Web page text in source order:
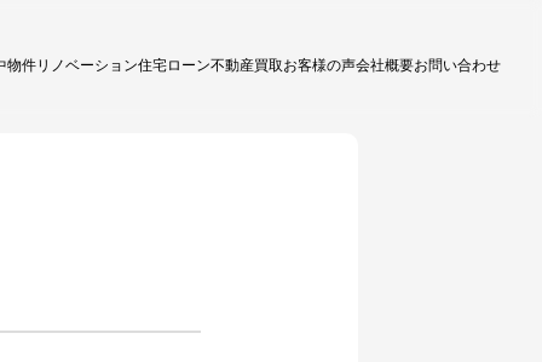
物件リノベーション住宅ローン不動産買取お客様の声会社概要お問い合わせ